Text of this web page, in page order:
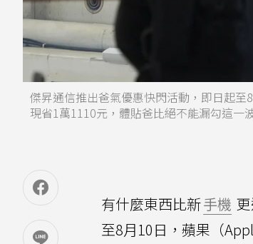
傑昇通信推出爸氣優惠快閃活動，即日起
現省1萬1110元，體貼爸比絕不能漏勾這一
有什麼東西比新手機
至8月10日，蘋果（